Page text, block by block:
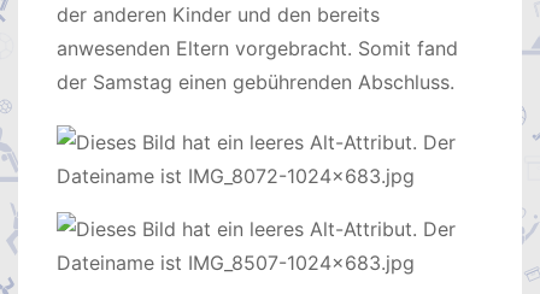
der anderen Kinder und den bereits
anwesenden Eltern vorgebracht. Somit fand
der Samstag einen gebührenden Abschluss.